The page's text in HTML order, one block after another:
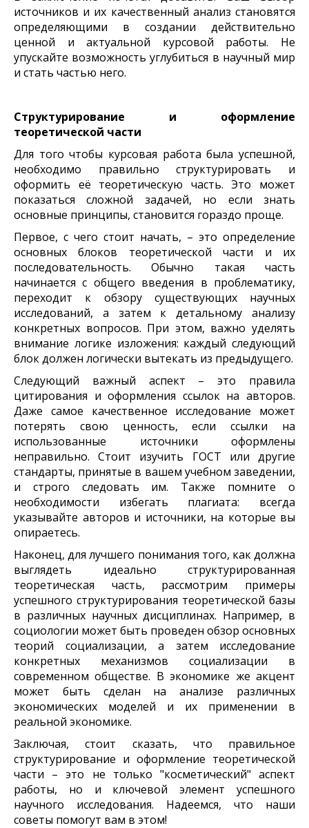
источников и их качественный анализ становятся
определяющими в создании действительно
ценной и актуальной курсовой работы. Не
упускайте возможность углубиться в научный мир
и стать частью него.
Структурирование и оформление
теоретической части
Для того чтобы курсовая работа была успешной,
необходимо правильно структурировать и
оформить её теоретическую часть. Это может
показаться сложной задачей, но если знать
основные принципы, становится гораздо проще.
Первое, с чего стоит начать, – это определение
основных блоков теоретической части и их
последовательность. Обычно такая часть
начинается с общего введения в проблематику,
переходит к обзору существующих научных
исследований, а затем к детальному анализу
конкретных вопросов. При этом, важно уделять
внимание логике изложения: каждый следующий
блок должен логически вытекать из предыдущего.
Следующий важный аспект – это правила
цитирования и оформления ссылок на авторов.
Даже самое качественное исследование может
потерять свою ценность, если ссылки на
использованные источники оформлены
неправильно. Стоит изучить ГОСТ или другие
стандарты, принятые в вашем учебном заведении,
и строго следовать им. Также помните о
необходимости избегать плагиата: всегда
указывайте авторов и источники, на которые вы
опираетесь.
Наконец, для лучшего понимания того, как должна
выглядеть идеально структурированная
теоретическая часть, рассмотрим примеры
успешного структурирования теоретической базы
в различных научных дисциплинах. Например, в
социологии может быть проведен обзор основных
теорий социализации, а затем исследование
конкретных механизмов социализации в
современном обществе. В экономике же акцент
может быть сделан на анализе различных
экономических моделей и их применении в
реальной экономике.
Заключая, стоит сказать, что правильное
структурирование и оформление теоретической
части – это не только "косметический" аспект
работы, но и ключевой элемент успешного
научного исследования. Надеемся, что наши
советы помогут вам в этом!